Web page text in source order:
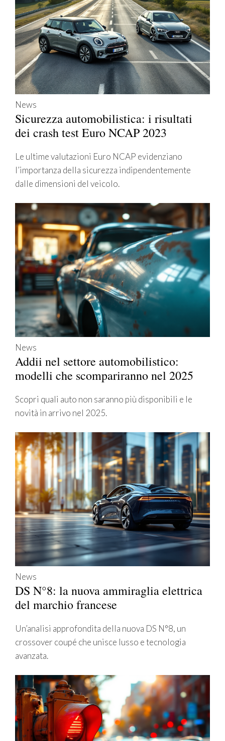
News
Sicurezza automobilistica: i risultati
dei crash test Euro NCAP 2023
Le ultime valutazioni Euro NCAP evidenziano
l’importanza della sicurezza indipendentemente
dalle dimensioni del veicolo.
News
Addii nel settore automobilistico:
modelli che scompariranno nel 2025
Scopri quali auto non saranno più disponibili e le
novità in arrivo nel 2025.
News
DS N°8: la nuova ammiraglia elettrica
del marchio francese
Un’analisi approfondita della nuova DS N°8, un
crossover coupé che unisce lusso e tecnologia
avanzata.